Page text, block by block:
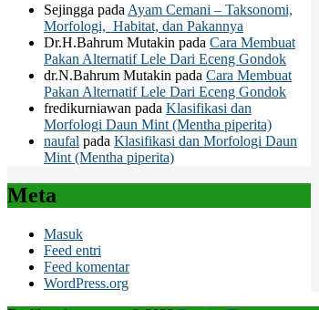
Sejingga pada Ayam Cemani – Taksonomi,
Morfologi, Habitat, dan Pakannya
Dr.H.Bahrum Mutakin pada Cara Membuat
Pakan Alternatif Lele Dari Eceng Gondok
dr.N.Bahrum Mutakin pada Cara Membuat
Pakan Alternatif Lele Dari Eceng Gondok
fredikurniawan pada Klasifikasi dan
Morfologi Daun Mint (Mentha piperita)
naufal pada Klasifikasi dan Morfologi Daun
Mint (Mentha piperita)
Meta
Masuk
Feed entri
Feed komentar
WordPress.org